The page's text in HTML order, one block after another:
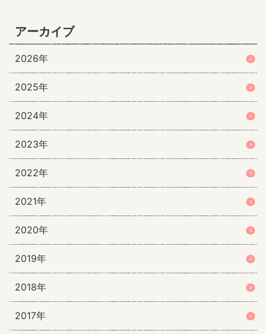
アーカイブ
2026年
2025年
2024年
2023年
2022年
2021年
2020年
2019年
2018年
2017年